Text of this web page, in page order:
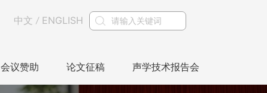
中文 / ENGLISH
会议赞助 论文征稿 声学技术报告会